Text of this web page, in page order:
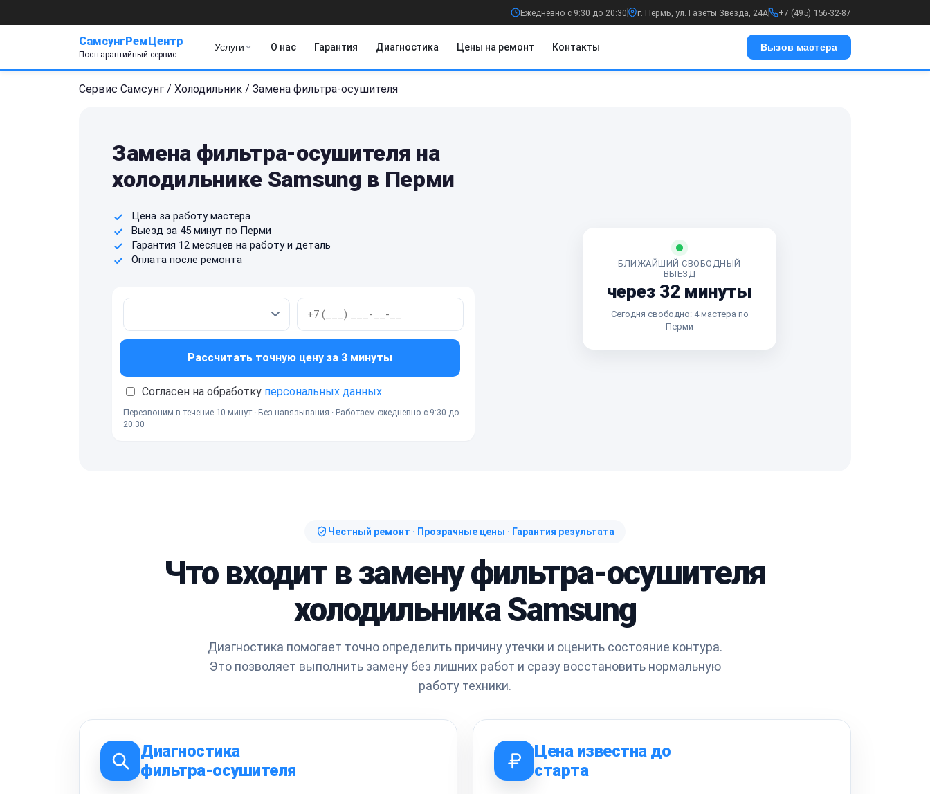
Ежедневно с 9:30 до 20:30 г. Пермь, ул. Газеты Звезда, 24А +7 (495) 156-32-87
СамсунгРемЦентр
Постгарантийный сервис
Услуги О нас Гарантия Диагностика Цены на ремонт Контакты Вызов мастера
Сервис Самсунг / Холодильник / Замена фильтра-осушителя
Замена фильтра-осушителя на
холодильнике Samsung в Перми
Цена за работу мастера
Выезд за 45 минут по Перми
Гарантия 12 месяцев на работу и деталь
Оплата после ремонта
Рассчитать точную цену за 3 минуты
Согласен на обработку персональных данных
Перезвоним в течение 10 минут · Без навязывания · Работаем ежедневно с 9:30 до
20:30
БЛИЖАЙШИЙ СВОБОДНЫЙ
ВЫЕЗД
через 32 минуты
Сегодня свободно: 4 мастера по
Перми
Честный ремонт · Прозрачные цены · Гарантия результата
Что входит в замену фильтра-осушителя
холодильника Samsung
Диагностика помогает точно определить причину утечки и оценить состояние контура.
Это позволяет выполнить замену без лишних работ и сразу восстановить нормальную
работу техники.
Диагностика
фильтра-осушителя
Цена известна до
старта